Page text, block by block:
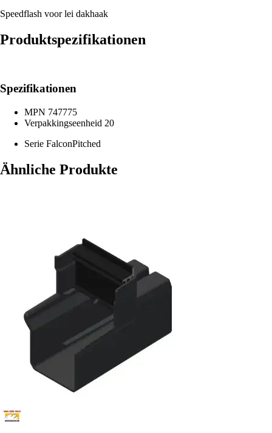
Speedflash voor lei dakhaak
Produktspezifikationen
Spezifikationen
MPN 747775
Verpakkingseenheid 20
Serie FalconPitched
Ähnliche Produkte